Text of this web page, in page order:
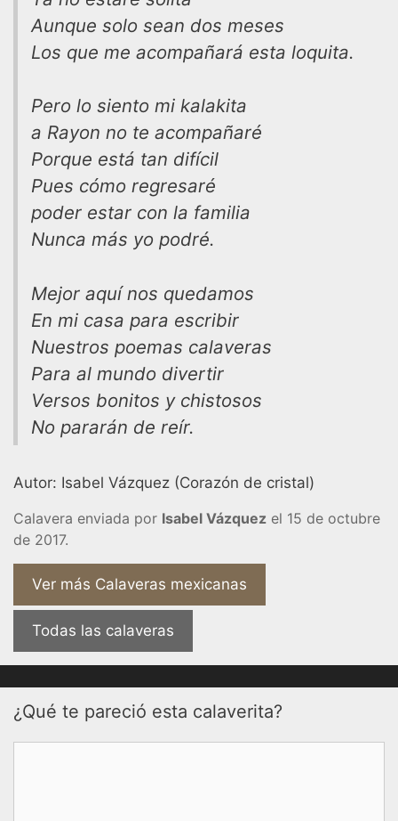
Aunque solo sean dos meses
Los que me acompañará esta loquita.
Pero lo siento mi kalakita
a Rayon no te acompañaré
Porque está tan difícil
Pues cómo regresaré
poder estar con la familia
Nunca más yo podré.
Mejor aquí nos quedamos
En mi casa para escribir
Nuestros poemas calaveras
Para al mundo divertir
Versos bonitos y chistosos
No pararán de reír.
Autor: Isabel Vázquez (Corazón de cristal)
Calavera enviada por Isabel Vázquez el 15 de octubre
de 2017.
Ver más Calaveras mexicanas
Todas las calaveras
¿Qué te pareció esta calaverita?